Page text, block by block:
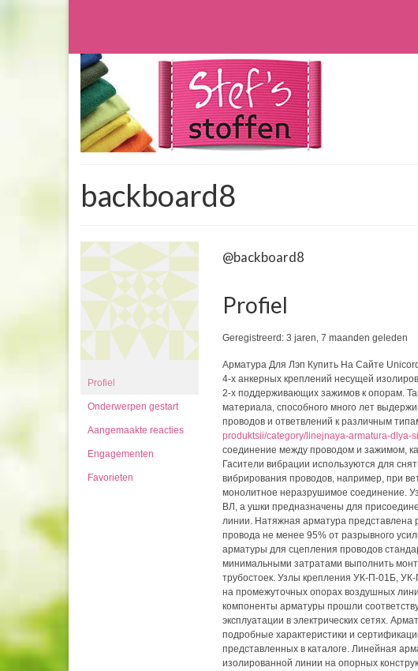
backboard8
Profiel
Onderwerpen gestart
Aangemaakte reacties
Engagementen
Favorieten
@backboard8
Profiel
Geregistreerd: 3 jaren, 7 maanden geleden
Арматура Для Лэп Купить На Сайте
4-х анкерных креплений несущей
2-х поддерживающих зажимов к опорам.
материала, способного много лет
проводов и ответвлений к различным
produktsii/category/linejnaya-armatura-dlya-
соединение между проводом и зажимом,
Гасители вибрации используются для
вибрирования проводов, например, при
монолитное неразрушимое соединение.
ВЛ, а ушки предназначены для
линии. Натяжная арматура представлена
провода не менее 95% от разрывного
арматуры для сцепления проводов
минимальными затратами выполнить
трубостоек. Узлы крепления УК-П-01Б,
на промежуточных опорах воздушных
компоненты арматуры прошли
эксплуатации в электрических сетях.
подробные характеристики и
представленных в каталоге. Линейная
изолированной линии на опорных